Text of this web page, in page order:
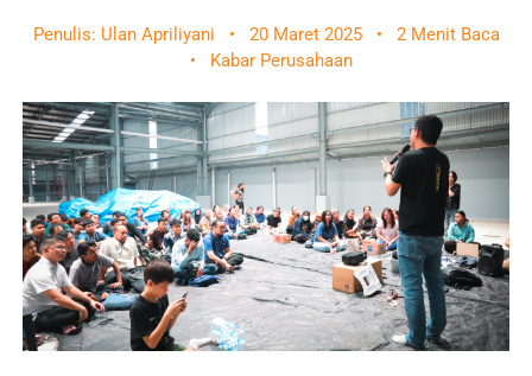
Penulis: Ulan Apriliyani • 20 Maret 2025 •
2 Menit Baca
•
Kabar Perusahaan